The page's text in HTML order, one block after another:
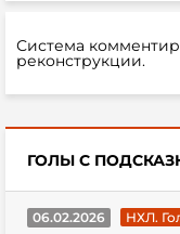
Система
реконструкции.
ГОЛЫ С
06.02.2026
НХЛ.